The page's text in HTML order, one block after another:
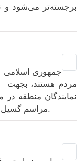
برجسته‌تر می‌شود و
جمهوری اسلامی
مردم هستند، بجهت
نمایندگان منطقه
مراسم گسیل داشت. نمایندگان حکومتی با حضور گسترده نقش پررنگی در کنترل و هدایت مراسم داشتند.